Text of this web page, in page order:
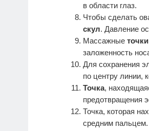
в области глаз.
Чтобы сделать
скул. Давление
Массажные
заложенность
Для сохранения
по центру линии,
Точка,
предотвращения
Точка, которая
средним пальцем.